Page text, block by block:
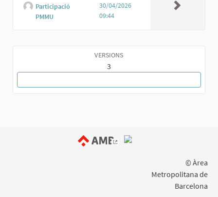
Participació
PMMU
30/04/2026
09:44
VERSIONS
3
© Àrea
Metropolitana de
Barcelona